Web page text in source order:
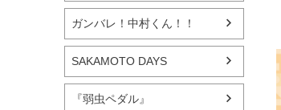
ガンバレ！中村くん！！
SAKAMOTO DAYS
『弱虫ペダル』